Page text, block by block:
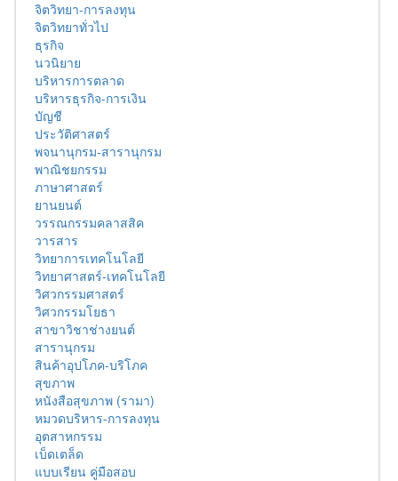
จิตวิทยา-การลงทุน
จิตวิทยาทั่วไป
ธุรกิจ
นวนิยาย
บริหารการตลาด
บริหารธุรกิจ-การเงิน
บัญชี
ประวัติศาสตร์
พจนานุกรม-สารานุกรม
พาณิชยกรรม
ภาษาศาสตร์
ยานยนต์
วรรณกรรมคลาสสิค
วารสาร
วิทยาการเทคโนโลยี
วิทยาศาสตร์-เทคโนโลยี
วิศวกรรมศาสตร์
วิศวกรรมโยธา
สาขาวิชาช่างยนต์
สารานุกรม
สินค้าอุปโภค-บริโภค
สุขภาพ
หนังสือสุขภาพ (รามา)
หมวดบริหาร-การลงทุน
อุตสาหกรรม
เบ็ดเตล็ด
แบบเรียน คู่มือสอบ